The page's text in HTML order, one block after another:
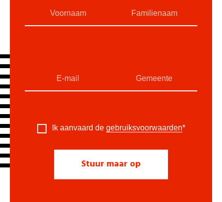
Ik aanvaard de gebruiksvoorwaarden*